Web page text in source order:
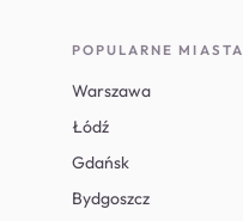
POPULARNE MIASTA
Warszawa
Łódź
Gdańsk
Bydgoszcz